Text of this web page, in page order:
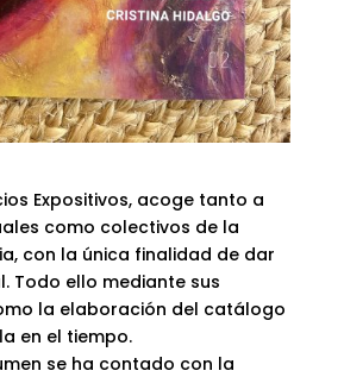
Expositivos, acoge tanto a
como colectivos de la
con la única finalidad de dar
Todo ello mediante sus
la elaboración del catálogo
en el tiempo.
se ha contado con la